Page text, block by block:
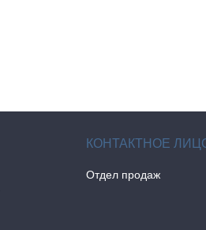
Отдел продаж